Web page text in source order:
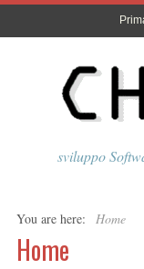
sviluppo
You are here: Home
Home